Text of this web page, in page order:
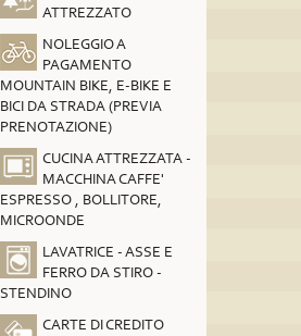
ATTREZZATO
NOLEGGIO A
PAGAMENTO
MOUNTAIN BIKE, E-BIKE E
BICI DA STRADA (PREVIA
PRENOTAZIONE)
CUCINA ATTREZZATA -
MACCHINA CAFFE'
ESPRESSO , BOLLITORE,
MICROONDE
LAVATRICE - ASSE E
FERRO DA STIRO -
STENDINO
CARTE DI CREDITO